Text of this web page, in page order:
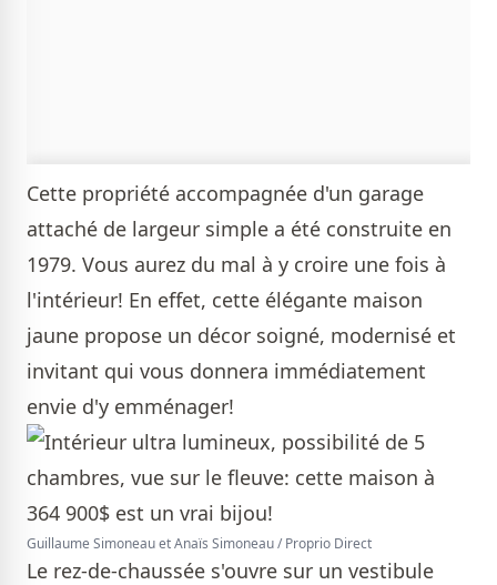
Cette propriété accompagnée d'un garage
attaché de largeur simple a été construite en
1979. Vous aurez du mal à y croire une fois à
l'intérieur! En effet, cette élégante maison
jaune propose un décor soigné, modernisé et
invitant qui vous donnera immédiatement
envie d'y emménager!
Guillaume Simoneau et Anaïs Simoneau / Proprio Direct
Le rez-de-chaussée s'ouvre sur un vestibule